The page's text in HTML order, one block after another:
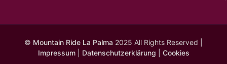
© Mountain Ride La Palma 2025 All Rights Reserved |
Impressum| Datenschutzerklärung Cookies